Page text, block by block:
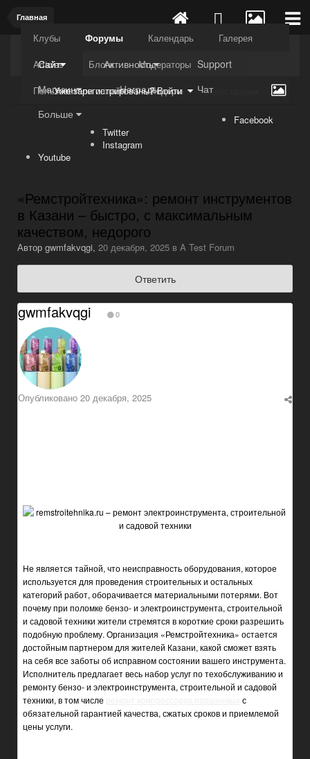
Главная
Kuli4kam.net Дружный форум
Сайт
Клубы Форумы Календарь
Галерея
Articles
Блоги
Модераторы
Пользователи онлайн
Лидеры
Активность
Support
Магазин
Награды
Чат
Больше
Уже зарегистрированы? Войти Регистрация
Facebook
Twitter
Instagram
Youtube
«Ремстройтехника»: ремонт инструментов
в Казани – быстро, с максимальным
качеством, недорого
Автор gwmfakvqgi, 20 декабря, 2025 в A Test Forum
Ответить
gwmfakvqgi 0
Опубликовано 20 декабря, 2025
Не является тайной, что неисправность оборудования, которое
используется для проведения строительных и остальных
категорий работ, оборачивается материальными потерями. Вот
почему при поломке бензо- и электроинструмента, строительной
и садовой техники жители стремятся в короткие сроки разрешить
подобную проблему. Организация «Ремстройтехника» остается
достойным партнером для жителей Казани, какой сможет взять
на себя все заботы об исправном состоянии вашего инструмента.
Исполнитель предлагает весь набор услуг по техобслуживанию и
ремонту бензо- и электроинструмента, строительной и садовой
техники, в том числе
с
обязательной гарантией качества, сжатых сроков и приемлемой
цены услуги.